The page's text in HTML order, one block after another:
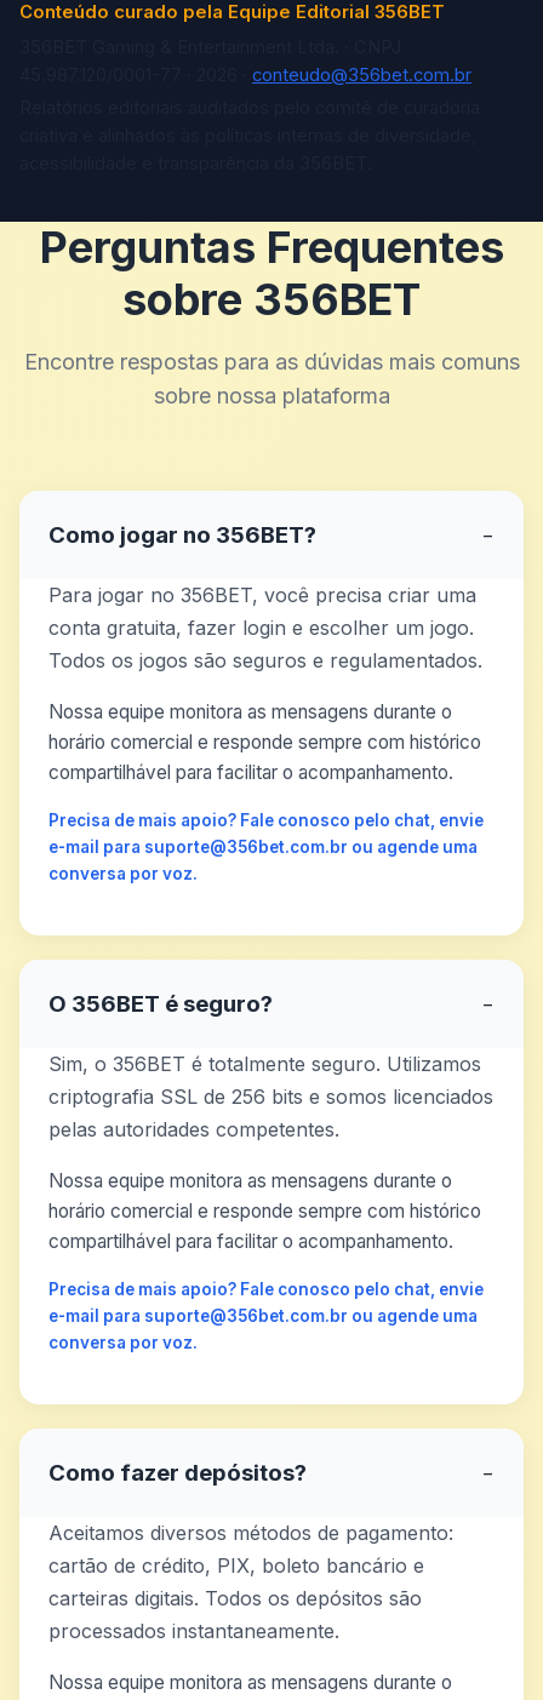
Conteúdo curado pela Equipe Editorial 356BET
conteudo@356bet.com.br
Perguntas Frequentes
sobre 356BET
Encontre respostas para as dúvidas mais comuns
sobre nossa plataforma
Como jogar no 356BET? −
Para jogar no 356BET, você precisa criar uma
conta gratuita, fazer login e escolher um jogo.
Todos os jogos são seguros e regulamentados.
Nossa equipe monitora as mensagens durante o
horário comercial e responde sempre com histórico
compartilhável para facilitar o acompanhamento.
Precisa de mais apoio? Fale conosco pelo chat, envie
e-mail para suporte@356bet.com.br ou agende uma
conversa por voz.
O 356BET é seguro? −
Sim, o 356BET é totalmente seguro. Utilizamos
criptografia SSL de 256 bits e somos licenciados
pelas autoridades competentes.
Nossa equipe monitora as mensagens durante o
horário comercial e responde sempre com histórico
compartilhável para facilitar o acompanhamento.
Precisa de mais apoio? Fale conosco pelo chat, envie
e-mail para suporte@356bet.com.br ou agende uma
conversa por voz.
Como fazer depósitos? −
Aceitamos diversos métodos de pagamento:
cartão de crédito, PIX, boleto bancário e
carteiras digitais. Todos os depósitos são
processados instantaneamente.
Nossa equipe monitora as mensagens durante o